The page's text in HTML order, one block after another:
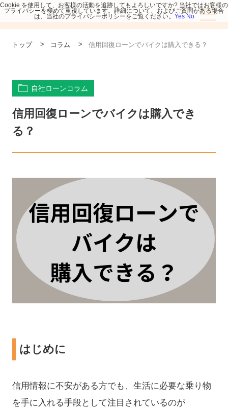
トップ > コラム > 信用回復ローンでバイクは購入できる？
自社ローンコラム
信用回復ローンでバイクは購入でき
る？
はじめに
信用情報に不安がある方でも、生活に必要な乗り物
を手に入れる手段として注目されているのが
Cookie を使用して、お客様の活動を追跡してもよろしいですか? 当社ではお客様の
プライバシーを極めて重視しています。詳細について、およびご質問がある場合
は、当社のプライバシーポリシーをご覧ください。 Yes No